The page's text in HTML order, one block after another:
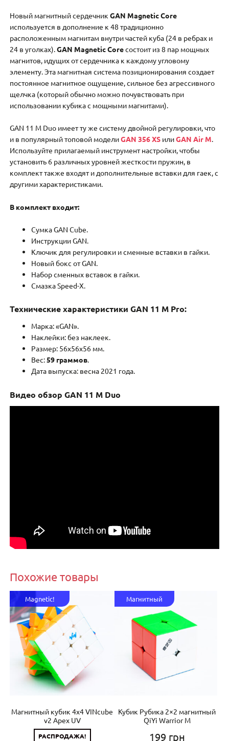
Новый магнитный сердечникGAN Magnetic Core
используется в дополнение к 48 традиционно
расположенным магнитам внутри частей куба (24 в ребрах и
24 в уголках).GAN Magnetic Coreсостоит из 8 пар мощных
магнитов, идущих от сердечника к каждому угловому
элементу. Эта магнитная система позиционирования создает
постоянное магнитное ощущение, сильное без агрессивного
щелчка (который обычно можно почувствовать при
использовании кубика с мощными магнитами).
GAN 11 M Duo имеет ту же систему двойной регулировки, что
и в популярный топовой моделиGAN 356 XS илиGAN Air M.
Используйте прилагаемый инструмент настройки, чтобы
установить 6 различных уровней жесткости пружин, в
комплект также входят и дополнительные вставки для гаек, с
другими характеристиками.
В комплект входит:
Сумка GAN Cube.
Инструкции GAN.
Ключик для регулировки и сменные вставки в гайки.
Новый бокс от GAN.
Набор сменных вставок в гайки.
Смазка Speed-X.
Технические характеристики GAN 11 M Pro:
Марка: «GAN».
Наклейки: без наклеек.
Размер: 56x56x56 мм.
Вес:59 граммов.
Дата выпуска: весна 2021 года.
Видео обзор GAN 11 M Duo
Похожие товары
Магнитный кубик 4х4 VINcube
v2 Apex UV
РАСПРОДАЖА!
Magnetic!
Кубик Рубика 2×2 магнитный
QiYi Warrior M
199 грн
Магнитный